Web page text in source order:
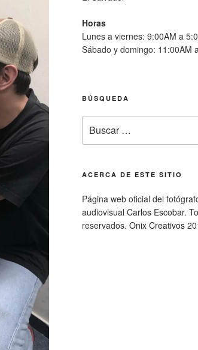
Horas
Lunes a viernes: 9:00AM a
Sábado y domingo: 11:00AM
BÚSQUEDA
por:
ACERCA DE ESTE SITIO
Página web oficial del
audiovisual Carlos Escobar.
reservados. Onix Creativos